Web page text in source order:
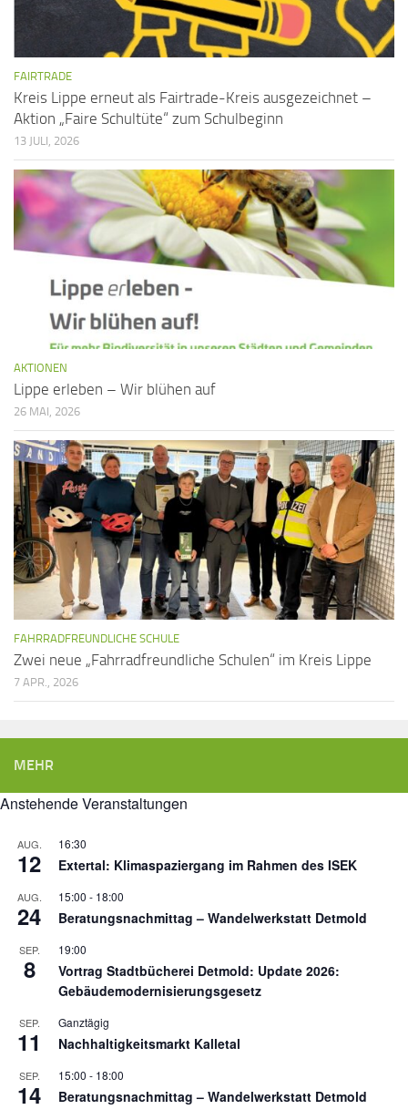
FAIRTRADE
Kreis Lippe erneut als Fairtrade-Kreis ausgezeichnet –
Aktion „Faire Schultüte“ zum Schulbeginn
13 JULI, 2026
AKTIONEN
Lippe erleben – Wir blühen auf
26 MAI, 2026
FAHRRADFREUNDLICHE SCHULE
Zwei neue „Fahrradfreundliche Schulen“ im Kreis Lippe
7 APR., 2026
MEHR
Anstehende Veranstaltungen
AUG.
12
16:30
Extertal: Klimaspaziergang im Rahmen des ISEK
AUG.
24
15:00 - 18:00
Beratungsnachmittag – Wandelwerkstatt Detmold
SEP.
8
19:00
Vortrag Stadtbücherei Detmold: Update 2026:
Gebäudemodernisierungsgesetz
SEP.
11
Ganztägig
Nachhaltigkeitsmarkt Kalletal
SEP.
14
15:00 - 18:00
Beratungsnachmittag – Wandelwerkstatt Detmold